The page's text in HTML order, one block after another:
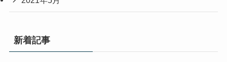
新着記事